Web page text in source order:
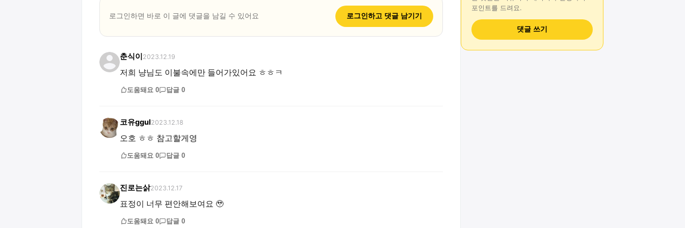
로그인하면 바로 이 글에 댓글을 남길 수 있어요 로그인하고 댓글 남기기
춘식이 2023.12.19
저희 냥님도 이불속에만 들어가있어요 ㅎㅎㅋ
도움돼요 0 답글 0
코유ggul2023.12.18
오호 ㅎㅎ 참고할게영
도움돼요 0 답글 0
진로는삵2023.12.17
표정이 너무 편안해보여요 🥹
도움돼요 0 답글 0
포인트를 드려요.
댓글 쓰기